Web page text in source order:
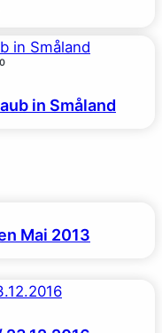
in Småland
Mai 2013